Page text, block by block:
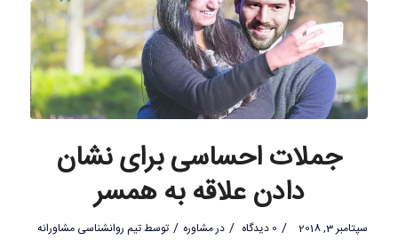
جملات احساسی برای نشان
دادن علاقه به همسر
سپتامبر 3, 2018 / 0 دیدگاه / درمشاوره / توسطتیم روانشناسی مشاورانه